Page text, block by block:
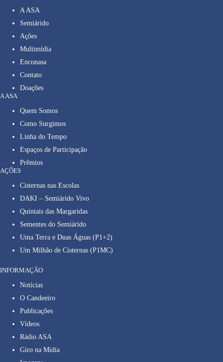
A ASA
Semiárido
Ações
Multimídia
Enconasa
Contato
Doações
A ASA
Quem Somos
Como Surgimos
Linha do Tempo
Espaços de Participação
Prêmios
AÇÕES
Cisternas nas Escolas
DAKI – Semiárido Vivo
Quintais das Margaridas
Sementes do Semiárido
Uma Terra e Duas Águas (P1+2)
Um Milhão de Cisternas (P1MC)
INFORMAÇÃO
Notícias
O Candeeiro
Publicações
Vídeos
Rádio ASA
Giro na Mídia